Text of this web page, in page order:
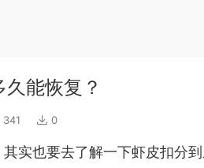
能恢复？
341 0
实也要去了解一下虾皮扣分到